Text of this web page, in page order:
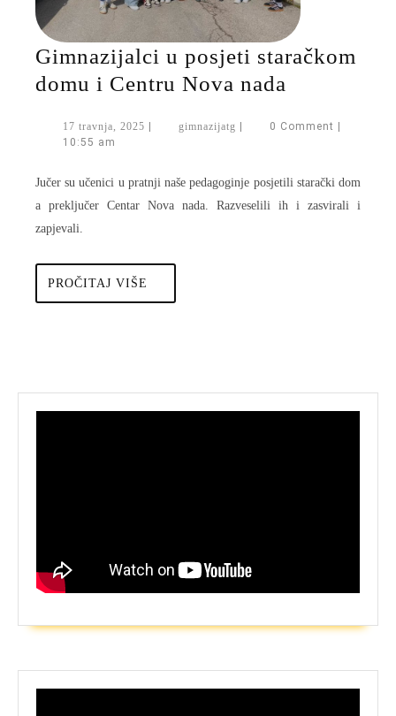
Gimnazijalci u posjeti staračkom
domu i Centru Nova nada
posjeti
domu
i
17 travnja, 2025 17
gimnazijatg gimnazijatg0 Comment
10:55 am
Jučer su učenici u pratnji naše pedagoginje posjetili starački dom
a preključer Centar Nova nada. Razveselili ih i zasvirali i
zapjevali.
PROČITAJ VIŠE
VIŠE